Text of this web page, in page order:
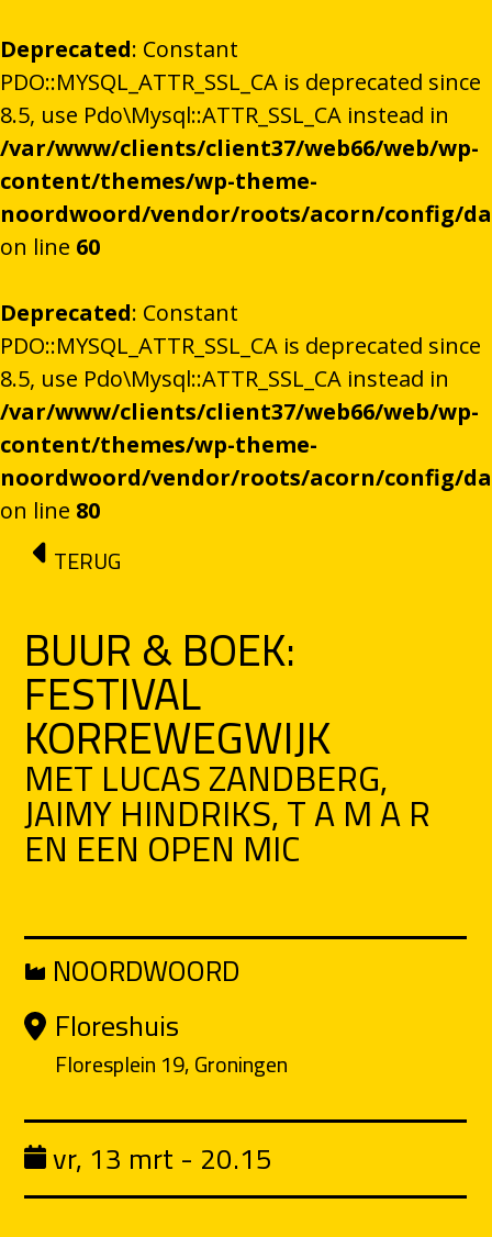
Deprecated: Constant
PDO::MYSQL_ATTR_SSL_CA is deprecated since
8.5, use Pdo\Mysql::ATTR_SSL_CA instead in
/var/www/clients/client37/web66/web/wp-
content/themes/wp-theme-
noordwoord/vendor/roots/acorn/config/
on line 60
Deprecated: Constant
PDO::MYSQL_ATTR_SSL_CA is deprecated since
8.5, use Pdo\Mysql::ATTR_SSL_CA instead in
/var/www/clients/client37/web66/web/wp-
content/themes/wp-theme-
noordwoord/vendor/roots/acorn/config/
on line 80
Ga naar de inhoud
TERUG
BUUR & BOEK:
FESTIVAL
KORREWEGWIJK
MET LUCAS ZANDBERG,
JAIMY HINDRIKS, T A M A R
EN EEN OPEN MIC
NOORDWOORD
Floreshuis
Floresplein 19, Groningen
vr, 13 mrt - 20.15